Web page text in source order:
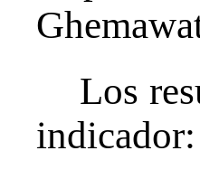
Los
indicador: